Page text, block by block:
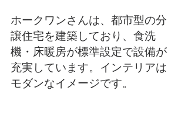
ホークワンさんは、都市型の分
譲住宅を建築しており、食洗
機・床暖房が標準設定で設備が
充実しています。インテリアは
モダンなイメージです。